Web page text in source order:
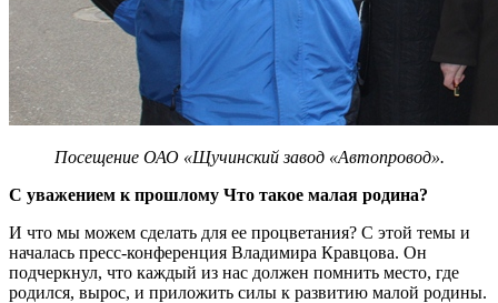
Посещение ОАО «Щучинский завод «Автопровод».
С уважением к прошлому Что такое малая родина?
И что мы можем сделать для ее процветания? С этой темы и
началась пресс-конференция Владимира Кравцова. Он
подчеркнул, что каждый из нас должен помнить место, где
родился, вырос, и приложить силы к развитию малой родины.